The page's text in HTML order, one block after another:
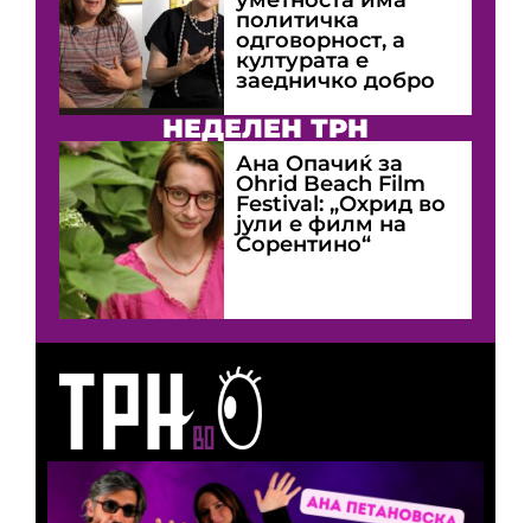
политичка
одговорност, а
културата е
заедничко добро
НЕДЕЛЕН ТРН
Ана Опачиќ за
Оhrid Beach Film
Festival: „Охрид во
јули е филм на
Сорентино“